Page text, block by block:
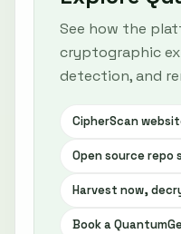
See how the
cryptographic
detection, and
CipherScan
Open source repo
Harvest now,
Book a